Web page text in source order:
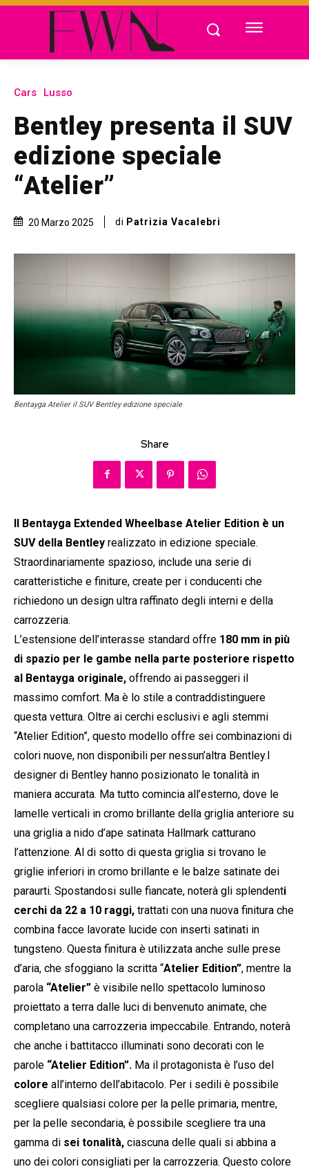
Cars Lusso
Bentley presenta il SUV
edizione speciale
“Atelier”
20 Marzo 2025 di Patrizia Vacalebri
Bentayga Atelier il SUV Bentley edizione speciale
Share
Il Bentayga Extended Wheelbase Atelier Edition è un
SUV della Bentley realizzato in edizione speciale.
Straordinariamente spazioso, include una serie di
caratteristiche e finiture, create per i conducenti che
richiedono un design ultra raffinato degli interni e della
carrozzeria.
L’estensione dell’interasse standard offre 180 mm in più
di spazio per le gambe nella parte posteriore rispetto
al Bentayga originale, offrendo ai passeggeri il
massimo comfort. Ma è lo stile a contraddistinguere
questa vettura. Oltre ai cerchi esclusivi e agli stemmi
“Atelier Edition”, questo modello offre sei combinazioni di
colori nuove, non disponibili per nessun’altra Bentley.I
designer di Bentley hanno posizionato le tonalità in
maniera accurata. Ma tutto comincia all’esterno, dove le
lamelle verticali in cromo brillante della griglia anteriore su
una griglia a nido d’ape satinata Hallmark catturano
l’attenzione. Al di sotto di questa griglia si trovano le
griglie inferiori in cromo brillante e le balze satinate dei
paraurti. Spostandosi sulle fiancate, noterà gli splendenti
cerchi da 22 a 10 raggi, trattati con una nuova finitura che
combina facce lavorate lucide con inserti satinati in
tungsteno. Questa finitura è utilizzata anche sulle prese
d’aria, che sfoggiano la scritta “Atelier Edition”, mentre la
parola “Atelier” è visibile nello spettacolo luminoso
proiettato a terra dalle luci di benvenuto animate, che
completano una carrozzeria impeccabile. Entrando, noterà
che anche i battitacco illuminati sono decorati con le
parole “Atelier Edition”. Ma il protagonista è l’uso del
colore all’interno dell’abitacolo. Per i sedili è possibile
scegliere qualsiasi colore per la pelle primaria, mentre,
per la pelle secondaria, è possibile scegliere tra una
gamma di sei tonalità, ciascuna delle quali si abbina a
uno dei colori consigliati per la carrozzeria. Questo colore